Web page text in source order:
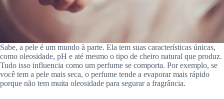
Sabe, a pele é um mundo à parte. Ela tem suas características únicas,
como oleosidade, pH e até mesmo o tipo de cheiro natural que produz.
Tudo isso influencia como um perfume se comporta. Por exemplo, se
você tem a pele mais seca, o perfume tende a evaporar mais rápido
porque não tem muita oleosidade para segurar a fragrância.